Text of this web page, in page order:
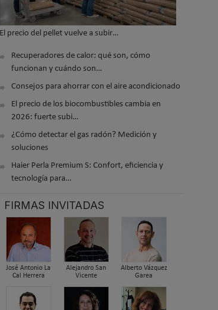
El precio del pellet vuelve a subir…
Recuperadores de calor: qué son, cómo
funcionan y cuándo son…
Consejos para ahorrar con el aire acondicionado
El precio de los biocombustibles cambia en
2026: fuerte subi…
¿Cómo detectar el gas radón? Medición y
soluciones
Haier Perla Premium S: Confort, eficiencia y
tecnología para…
FIRMAS INVITADAS
José Antonio La
Cal Herrera
Alejandro San
Vicente
Alberto Vázquez
Garea